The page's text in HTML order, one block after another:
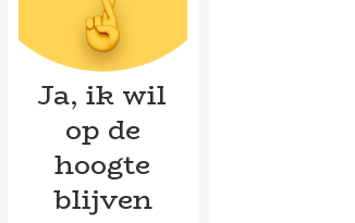
Ja, ik wil
op de
hoogte
blijven